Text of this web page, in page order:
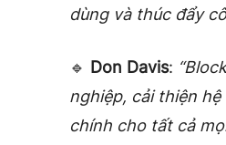
dùng và thúc đẩy
🔹 Don Davis:
nghiệp, cải thiện
chính cho tất cả